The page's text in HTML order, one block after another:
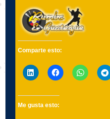
Comparte esto:
Me gusta esto: